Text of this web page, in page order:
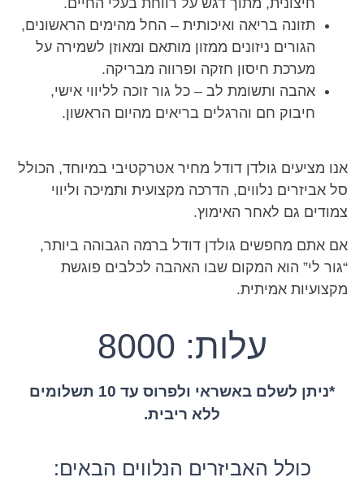
תזונה בריאה ואיכותית – החל מהימים הראשונים,
הגורים ניזונים ממזון מותאם ומאוזן לשמירה על
מערכת חיסון חזקה ופרווה מבריקה.
אהבה ותשומת לב – כל גור זוכה לליווי אישי,
חיבוק חם והרגלים בריאים מהיום הראשון.
אנו מציעים גולדן דודל מחיר אטרקטיבי במיוחד, הכולל
סל אביזרים נלווים, הדרכה מקצועית ותמיכה וליווי
צמודים גם לאחר האימוץ.
אם אתם מחפשים גולדן דודל ברמה הגבוהה ביותר,
“גור לי” הוא המקום שבו האהבה לכלבים פוגשת
מקצועיות אמיתית.
עלות: 8000
*ניתן לשלם באשראי ולפרוס עד 10 תשלומים
ללא ריבית.
כולל האביזרים הנלווים הבאים: